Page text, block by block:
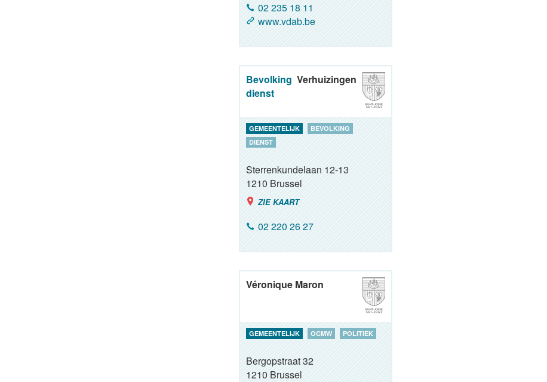
02 235 18 11
www.vdab.be
Bevolking
dienst
Verhuizingen
GEMEENTELIJK
BEVOLKING
DIENST
Sterrenkundelaan 12-13
1210Brussel
ZIE KAART
02 220 26 27
Véronique Maron
GEMEENTELIJK OCMW POLITIEK
Bergopstraat 32
1210Brussel